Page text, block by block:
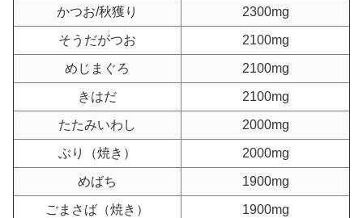
かつお/秋獲り 2300mg
そうだがつお 2100mg
めじまぐろ 2100mg
きはだ 2100mg
たたみいわし 2000mg
ぶり（焼き） 2000mg
めばち 1900mg
ごまさば（焼き） 1900mg